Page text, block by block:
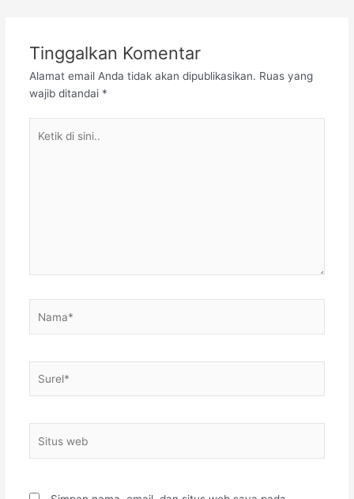
Tinggalkan Komentar
Alamat email Anda tidak akan dipublikasikan. Ruas yang
wajib ditandai *
web